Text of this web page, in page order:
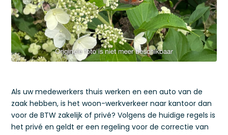
Als uw medewerkers thuis werken en een auto van de
zaak hebben, is het woon-werkverkeer naar kantoor dan
voor de BTW zakelijk of privé? Volgens de huidige regels is
het privé en geldt er een regeling voor de correctie van